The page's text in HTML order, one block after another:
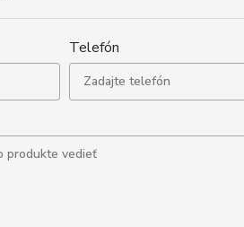
Telefón